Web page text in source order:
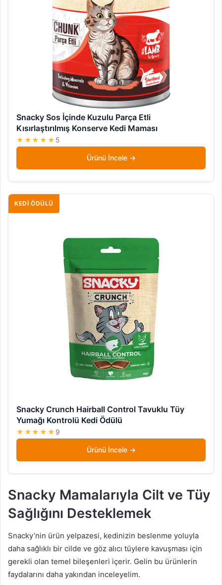
Snacky Sos İçinde Kuzulu Parça Etli
Kısırlaştırılmış Konserve Kedi Maması
★★★★★ 5
Ürünü İncele
KEDI ÖDÜLÜ
Snacky Crunch Hairball Control Tavuklu Tüy
Yumağı Kontrolü Kedi Ödülü
★★★★★ 9
Ürünü İncele
Snacky Mamalarıyla Cilt ve Tüy
Sağlığını Desteklemek
Snacky’nin ürün yelpazesi, kedinizin beslenme yoluyla
daha sağlıklı bir cilde ve göz alıcı tüylere kavuşması için
gerekli olan temel bileşenleri içerir. Gelin bu ürünlerin
faydalarını daha yakından inceleyelim.